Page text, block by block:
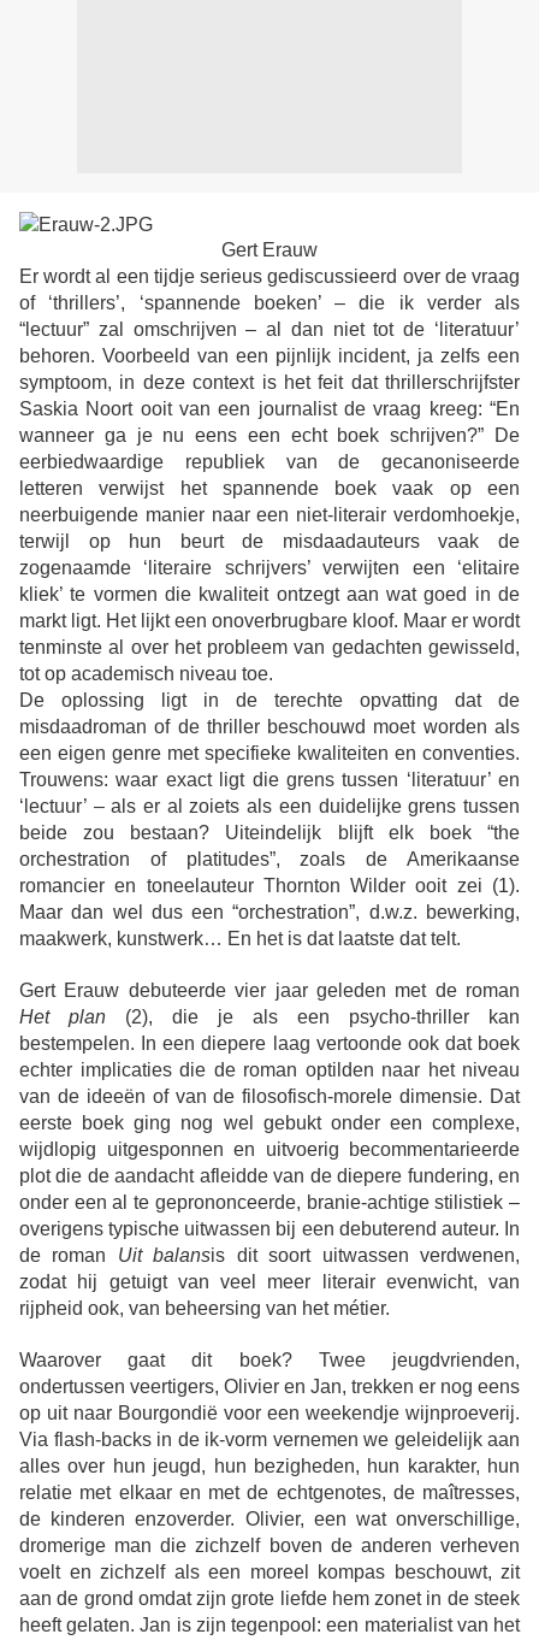
Gert Erauw
Er wordt al een tijdje serieus gediscussieerd over de vraag
of ‘thrillers’, ‘spannende boeken’ – die ik verder als
“lectuur” zal omschrijven – al dan niet tot de ‘literatuur’
behoren. Voorbeeld van een pijnlijk incident, ja zelfs een
symptoom, in deze context is het feit dat thrillerschrijfster
Saskia Noort ooit van een journalist de vraag kreeg: “En
wanneer ga je nu eens een echt boek schrijven?” De
eerbiedwaardige republiek van de gecanoniseerde
letteren verwijst het spannende boek vaak op een
neerbuigende manier naar een niet-literair verdomhoekje,
terwijl op hun beurt de misdaadauteurs vaak de
zogenaamde ‘literaire schrijvers’ verwijten een ‘elitaire
kliek’ te vormen die kwaliteit ontzegt aan wat goed in de
markt ligt. Het lijkt een onoverbrugbare kloof. Maar er wordt
tenminste al over het probleem van gedachten gewisseld,
tot op academisch niveau toe.
De oplossing ligt in de terechte opvatting dat de
misdaadroman of de thriller beschouwd moet worden als
een eigen genre met specifieke kwaliteiten en conventies.
Trouwens: waar exact ligt die grens tussen ‘literatuur’ en
‘lectuur’ – als er al zoiets als een duidelijke grens tussen
beide zou bestaan? Uiteindelijk blijft elk boek “the
orchestration of platitudes”, zoals de Amerikaanse
romancier en toneelauteur Thornton Wilder ooit zei (1).
Maar dan wel dus een “orchestration”, d.w.z. bewerking,
maakwerk, kunstwerk… En het is dat laatste dat telt.
Gert Erauw debuteerde vier jaar geleden met de roman
Het plan
(2), die je als een psycho-thriller kan
bestempelen. In een diepere laag vertoonde ook dat boek
echter implicaties die de roman optilden naar het niveau
van de ideeën of van de filosofisch-morele dimensie. Dat
eerste boek ging nog wel gebukt onder een complexe,
wijdlopig uitgesponnen en uitvoerig becommentarieerde
p lot die de aandacht afleidde van de diepere fundering, en
onder een al te geprononceerde, branie-achtige stilistiek –
overigens typische uitwassen bij een debuterend auteur. In
de roman
Uit balansis dit soort uitwassen verdwenen,
zodat hij getuigt van veel meer literair evenwicht, van
rijpheid ook, van beheersing van het métier.
Waarover gaat dit boek? Twee jeugdvrienden,
ondertussen veertigers, Olivier en Jan, trekken er nog eens
op uit naar Bourgondië voor een weekendje wijnproeverij.
Via flash-backs in de ik-vorm vernemen we geleidelijk aan
alles over hun jeugd, hun bezigheden, hun karakter, hun
relatie met elkaar en met de echtgenotes, de maîtresses,
de kinderen enzoverder. Olivier, een wat onverschillige,
dromerige man die zichzelf boven de anderen verheven
voelt en zichzelf als een moreel kompas beschouwt, zit
aan de grond omdat zijn grote liefde hem zonet in de steek
heeft gelaten. Jan is zijn tegenpool: een materialist van het